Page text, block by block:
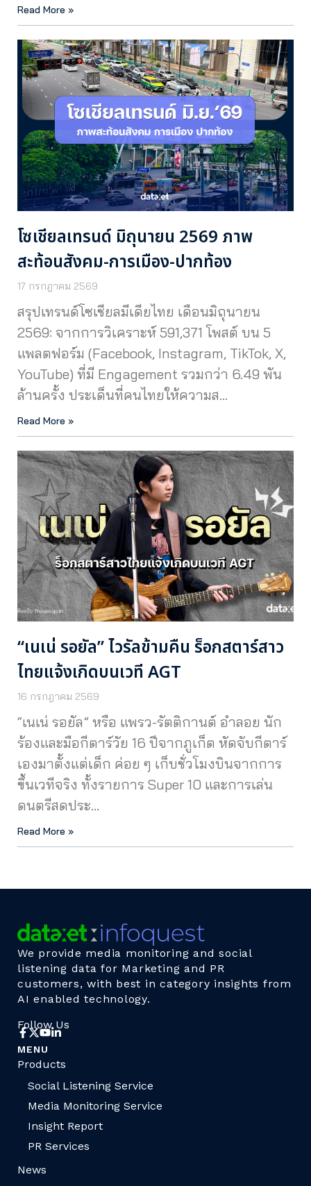
Read More »
โซเชียลเทรนด์ มิถุนายน 2569 ภาพ
สะท้อนสังคม-การเมือง-ปากท้อง
17 กรกฎาคม 2569
สรุปเทรนด์โซเชียลมีเดียไทย เดือนมิถุนายน
2569: จากการวิเคราะห์ 591,371 โพสต์ บน 5
แพลตฟอร์ม (Facebook, Instagram, TikTok, X,
YouTube) ที่มี Engagement รวมกว่า 6.49 พัน
ล้านครั้ง ประเด็นที่คนไทยให้ความส…
Read More »
“เนเน่ รอยัล” ไวรัลข้ามคืน ร็อกสตาร์สาว
ไทยแจ้งเกิดบนเวที AGT
16 กรกฎาคม 2569
“เนเน่ รอยัล” หรือ แพรว-รัตติกานต์ อำลอย นัก
ร้องและมือกีตาร์วัย 16 ปีจากภูเก็ต หัดจับกีตาร์
เองมาตั้งแต่เด็ก ค่อย ๆ เก็บชั่วโมงบินจากการ
ขึ้นเวทีจริง ทั้งรายการ Super 10 และการเล่น
ดนตรีสดประ…
Read More »
We provide media monitoring and social
listening data for Marketing and PR
customers, with best in category insights from
AI enabled technology.
Follow Us
MENU
Products
Social Listening Service
Media Monitoring Service
Insight Report
PR Services
News